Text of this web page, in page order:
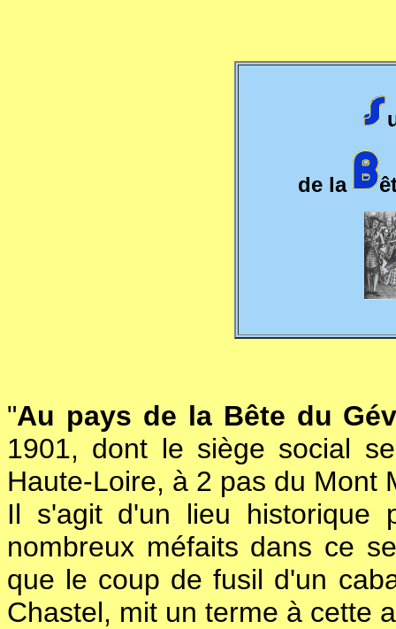
de la
"Au pays de la Bête du
1901, dont le siège social
Haute-Loire, à 2 pas du Mont
Il s'agit d'un lieu historique
nombreux méfaits dans ce
que le coup de fusil d'un
Chastel, mit un terme à cette